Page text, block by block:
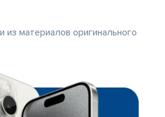
из материалов оригинального